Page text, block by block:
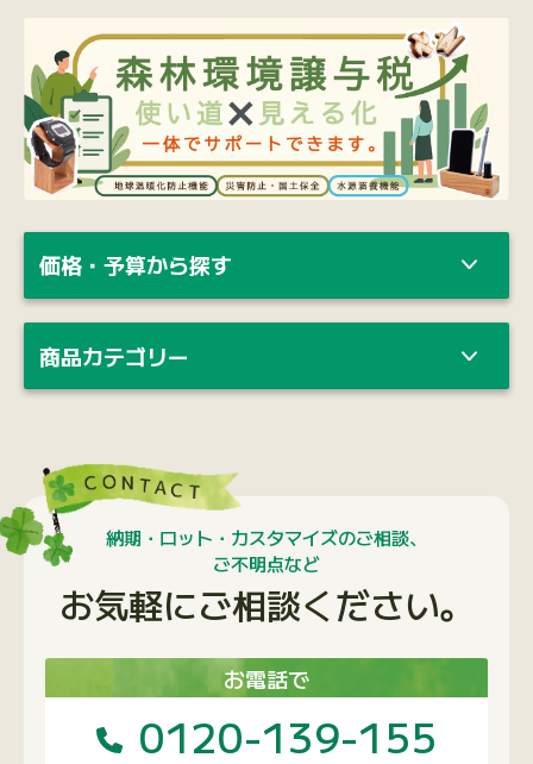
価格・予算から探す
商品カテゴリー
納期・ロット・カスタマイズのご相談、
ご不明点など
お気軽にご相談ください。
お電話で
0120-139-155